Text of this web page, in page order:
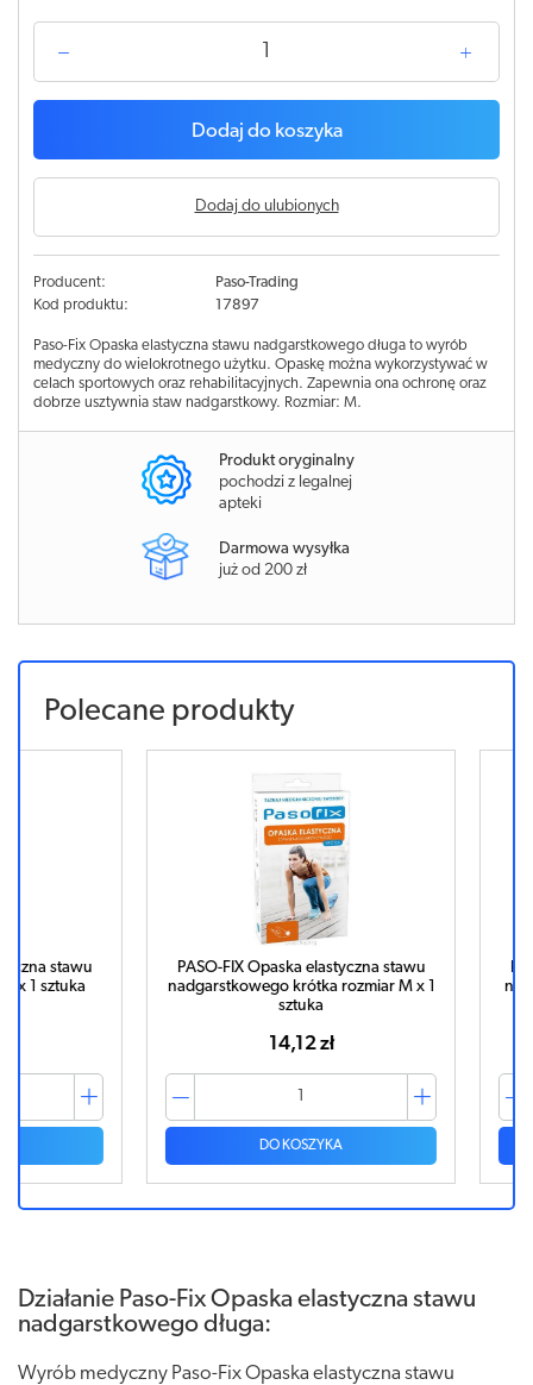
Dodaj do koszyka
Dodaj do ulubionych
Producent:
Paso-Trading
Kod produktu:
17897
Paso-Fix Opaska elastyczna stawu nadgarstkowego długa to wyrób
medyczny do wielokrotnego użytku. Opaskę można wykorzystywać w
celach sportowych oraz rehabilitacyjnych. Zapewnia ona ochronę oraz
dobrze usztywnia staw nadgarstkowy. Rozmiar: M.
Produkt oryginalny
pochodzi z legalnej
apteki
Darmowa wysyłka
już od 200 zł
Polecane produkty
stawu
PASO-FIX Opaska elastyczna stawu
nadgarstkowego krótka rozmiar M x 1
14,12 zł
DO KOSZYKA
Działanie Paso-Fix Opaska elastyczna stawu
nadgarstkowego długa:
Wyrób medyczny Paso-Fix Opaska elastyczna stawu